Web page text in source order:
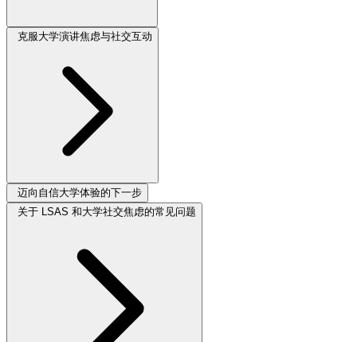
克服大学演讲焦虑与社交互动
迈向自信大学体验的下一步
关于 LSAS 和大学社交焦虑的常见问题